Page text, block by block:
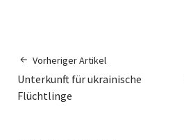
Vorheriger Artikel
Unterkunft für ukrainische
Flüchtlinge